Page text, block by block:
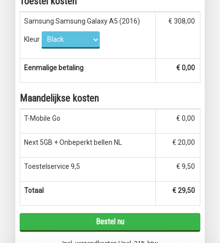
Samsung Samsung Galaxy A5 (2016)
Kleur
€ 308,00
Eenmalige betaling € 0,00
Maandelijkse kosten
T-Mobile Go € 0,00
Next 5GB + Onbeperkt bellen NL € 20,00
Toestelservice 9,5 € 9,50
Totaal € 29,50
Bestel nu